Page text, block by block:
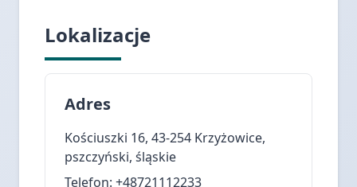
Lokalizacje
Adres
Kościuszki 16, 43-254 Krzyżowice,
pszczyński, śląskie
Telefon: +48721112233